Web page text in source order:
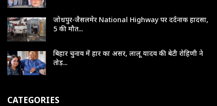
जोधपुर-जैसलमेर National Highway पर दर्दनाक हादसा,
5 की मौत...
बिहार चुनाव में हार का असर, लालू यादव की बेटी रोहिणी ने
तोड़...
CATEGORIES